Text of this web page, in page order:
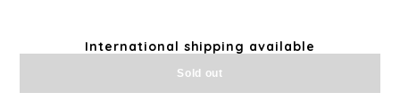
International shipping available
Sold out